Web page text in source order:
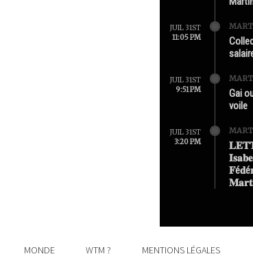
JUIL 31ST
11:05 PM
JUIL 31ST
9:51 PM
Gai
voile
JUIL 31ST
3:20 PM
MONDE WTM ? MENTIONS LÉGALES